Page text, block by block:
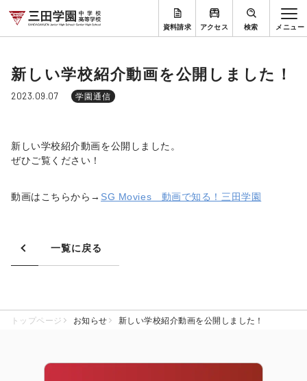
資料請求 アクセス 検索
新しい学校紹介動画を公開しました！
2023.09.07 学園通信
新しい学校紹介動画を公開しました。
ぜひご覧ください！
動画はこちらから→ SG Movies 動画で知る！三田学園
一覧に戻る
トップページ お知らせ 新しい学校紹介動画を公開しました！